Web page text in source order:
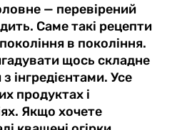
— перевірений
Саме такі рецепти
в покоління.
щось складне
інгредієнтами. Усе
продуктах і
Якщо хочете